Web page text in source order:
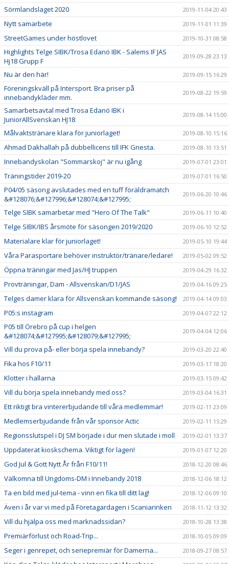
Sörmlandslaget 2020 2019-11-04 20:43
Nytt samarbete 2019-11-01 11:39
StreetGames under höstlovet 2019-10-31 08:58
Highlights Telge SIBK/Trosa Edanö IBK - Salems IF JAS
Hj18 Grupp F
2019-09-28 23:13
Nu är den här! 2019-09-15 16:29
Föreningskväll på Intersport. Bra priser på
innebandykläder mm.
2019-08-22 19:59
Samarbetsavtal med Trosa Edanö IBK i
JuniorAllSvenskan HJ18
2019-08-14 15:00
Målvaktstränare klara för juniorlaget! 2019-08-10 15:16
Ahmad Dakhallah på dubbellicens till IFK Gnesta. 2019-08-10 13:51
Innebandyskolan "Sommarskoj" är nu igång 2019-07-01 23:01
Träningstider 2019-20 2019-07-01 16:50
P04/05 säsong avslutades med en tuff föräldramatch
&#128076;&#127996;&#128074;&#127995;
2019-06-20 10:46
Telge SIBK samarbetar med "Hero Of The Talk" 2019-06-11 10:40
Telge SIBK/IBS årsmöte för säsongen 2019/2020 2019-06-10 12:52
Materialare klar för juniorlaget! 2019-05-10 19:44
Våra Parasportare behöver instruktör/tränare/ledare! 2019-05-02 09:52
Öppna träningar med Jas/HJ truppen 2019-04-29 16:32
Provträningar, Dam - Allsvenskan/D1/JAS 2019-04-16 09:25
Telges damer klara för Allsvenskan kommande säsong! 2019-04-14 09:03
P05:s instagram 2019-04-07 22:12
P05 till Örebro på cup i helgen
&#128074;&#127995;&#128079;&#127995;
2019-04-04 12:06
Vill du prova på- eller börja spela innebandy? 2019-03-20 22:40
Fika hos F10/11 2019-03-17 18:20
Klotter i hallarna 2019-03-15 09:42
Vill du börja spela innebandy med oss? 2019-03-04 16:31
Ett riktigt bra vintererbjudande till våra medlemmar! 2019-02-11 23:09
Medlemserbjudande från vår sponsor Actic 2019-02-11 15:29
Regionsslutspel i DJ SM började i dur men slutade i moll 2019-02-01 13:37
Uppdaterat kioskschema. Viktigt för lagen! 2019-01-07 12:20
God Jul & Gott Nytt År från F10/11! 2018-12-20 08:46
Välkomna till Ungdoms-DM i Innebandy 2018 2018-12-06 18:12
Ta en bild med jul-tema - vinn en fika till ditt lag! 2018-12-06 09:10
Även i år var vi med på Företagardagen i Scaniarinken 2018-11-12 13:32
Vill du hjälpa oss med marknadssidan? 2018-10-28 13:38
Premiärförlust och Road-Trip... 2018-10-05 09:09
Seger i genrepet, och seriepremiär för Damerna... 2018-09-27 08:57